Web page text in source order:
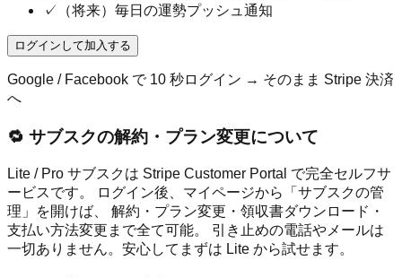
✓
（将来）毎日の運勢プッシュ通知
ログインして加入する
Google / Facebook で 10 秒ログイン → そのまま Stripe 決済
へ
🔁 サブスクの解約・プラン変更について
Lite / Pro サブスクは Stripe Customer Portal で完全セルフサ
ービスです。 ログイン後、マイページから「サブスクの管
理」を開けば、 解約・プラン変更・領収書ダウンロード・
支払い方法変更まで全て可能。 引き止めの電話やメールは
一切ありません。安心してまずは Lite から試せます。